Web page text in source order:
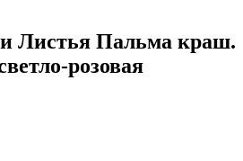
Листья Пальма краш.
розовая